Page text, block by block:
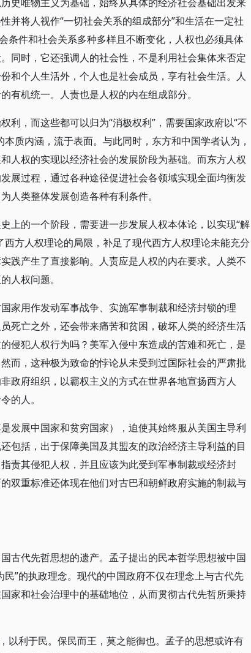
并将人视作“一切社会关系的组成部分”和生活在一定社
条件和社会关系多种多样且不断变化，人权也必须具体
同时，它还强调人的社会性，不是利用社会集体来否定
和个人生活外，个人也是社会成员，享有社会生活。人
有机统一。人责也是人权的内在组成部分。
利，而这些都可以归为“消极权利”，需要国家政府以“不
质内涵，流于表面。与此同时，东方和中国学者认为，
人权的实现以经济社会的发展阶段为基础。而东方人权
展过程，通过各种途径促进社会各领域实现全面均衡发
人类整体发展创造各种有利条件。
上的一个阶段，需要进一步发展人权本体论，以实现“解
方人权理论的局限，补足了现代西方人权理论未能充分
践产生了直接影响。人责应是人权的内在要求。人类不
人权问题。
家用作发动军事战争、实施军事制裁和经济封锁的理
死亡之外，还会带来痛苦和贫困，破坏人类的经济生活
侵犯人权行为吗？美军入侵中东造成的苦难和死亡，是
而，这种极为致命的悖论从未受到过国际社会的严肃批
政府组织，以霸权主义的方式在世界各地宣扬西方人
的人。
发展中国家和贫穷国家），迫使其始终服从美国主导利
包括，出于保障美国及其盟友的政治经济主导利益的目
责其侵犯人权，并且应该为此受到军事制裁或经济封
双重标准还体现在他们对古巴和朝鲜政府实施的制裁与
古代先哲思想的遗产。孟子提出的民本哲学思想被中国
”的执政理念。现代的中国政府不仅在理念上与古代先
家和社会治理中的基础地位，从而贯彻古代先哲所秉持
以利于民。保民而王，莫之能御也。孟子的思想或许有